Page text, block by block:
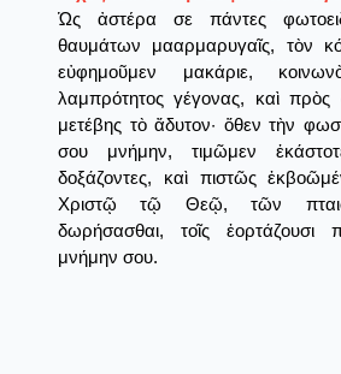
Ὡς ἀστέρα σε πάντες
θαυμάτων μααρμαρυγαῖς, τὸν
εὐφημοῦμεν μακάριε,
λαμπρότητος γέγονας, καὶ
μετέβης τὸ ἄδυτον· ὅθεν τὴν
σου μνήμην, τιμῶμεν
δοξάζοντες, καὶ πιστῶς
Χριστῷ τῷ Θεῷ, τῶν
δωρήσασθαι, τοῖς ἑορτάζουσι
μνήμην σου.